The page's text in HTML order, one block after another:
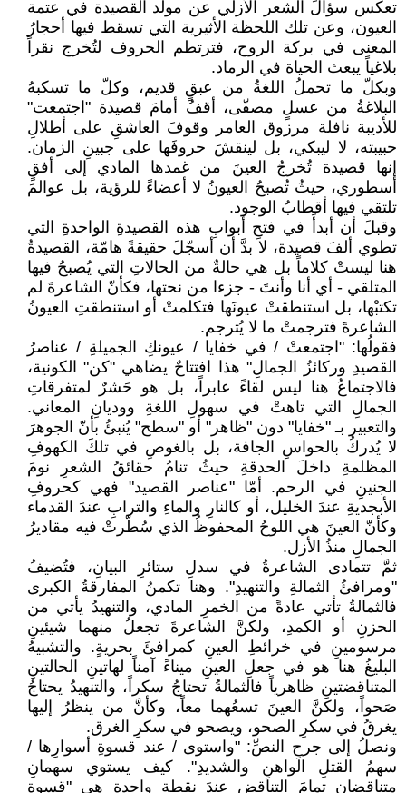
تعكس سؤالَ الشعر الأزلي عن مولد القصيدة في عتمة
العيون، وعن تلك اللحظة الأثيرية التي تسقط فيها أحجارُ
المعنى في بركة الروح، فترتطم الحروف لتُخرج نقراً
بلاغياً يبعث الحياة في الرماد.
وبكلّ ما تحملُ اللغةُ من عبقٍ قديم، وكلّ ما تسكبهُ
البلاغةُ من عسلٍ مصفّى، أقفُ أمامَ قصيدة "اجتمعت"
للأديبة نافلة مرزوق العامر وقوفَ العاشقِ على أطلالِ
حبيبته، لا ليبكي، بل لينقشَ حروفَها على جبينِ الزمان.
إنها قصيدة تُخرجُ العينَ من غمدها المادي إلى أفقٍ
أسطوري، حيثُ تُصبحُ العيونُ لا أعضاءً للرؤية، بل عوالمَ
تلتقي فيها أقطابُ الوجود.
وقبلَ أن أبدأَ في فتحِ أبوابِ هذه القصيدةِ الواحدةِ التي
تطوي ألفَ قصيدة، لا بدَّ أن أسجّلَ حقيقةً هامّة، القصيدةُ
هنا ليستْ كلاماً بل هي حالةٌ من الحالاتِ التي يُصبحُ فيها
المتلقي - أي أنا وأنتَ - جزءا من نحتها، فكأنّ الشاعرةَ لم
تكتبْها، بل استنطقتْ عيونَها فتكلمتْ أو استنطقتِ العيونُ
الشاعرةَ فترجمتْ ما لا يُترجم.
فقولُها: "اجتمعتْ / في خفايا / عيونكِ الجميلةِ / عناصرُ
القصيدِ وركائزُ الجمالِ" هذا افتتاحٌ يضاهي "كن" الكونية،
فالاجتماعُ هنا ليس لقاءً عابراً، بل هو حَشرٌ لمتفرقاتِ
الجمالِ التي تاهتْ في سهولِ اللغةِ ووديانِ المعاني.
والتعبير بـ "خفايا" دون "ظاهر" أو "سطح" يُنبئُ بأنّ الجوهرَ
لا يُدركُ بالحواسِ الجافة، بل بالغوصِ في تلكَ الكهوفِ
المظلمةِ داخلَ الحدقةِ حيثُ تنامُ حقائقُ الشعرِ نومَ
الجنينِ في الرحم. أمّا "عناصر القصيد" فهي كحروفِ
الأبجديةِ عندَ الخليل، أو كالنارِ والماءِ والترابِ عندَ القدماء
وكأنّ العينَ هي اللوحُ المحفوظُ الذي سُطّرتْ فيه مقاديرُ
الجمالِ منذُ الأزل.
ثمَّ تتمادى الشاعرةُ في سدلِ ستائرِ البيانِ، فتُضيفُ
"ومرافئُ الثمالةِ والتنهيدِ". وهنا تكمنُ المفارقةُ الكبرى
فالثمالةُ تأتي عادةً من الخمرِ المادي، والتنهيدُ يأتي من
الحزنِ أو الكمدِ، ولكنَّ الشاعرةَ تجعلُ منهما شيئينِ
مرسومينِ في خرائطِ العينِ كمرافئَ بحريةٍ. والتشبيهُ
البليغُ هنا هو في جعلِ العينِ ميناءً آمناً لهاتينِ الحالتينِ
المتناقضتينِ ظاهرياً فالثمالةُ تحتاجُ سكراً، والتنهيدُ يحتاجُ
صَحواً، ولكنَّ العينَ تسعُهما معاً، وكأنَّ من ينظرُ إليها
يغرقُ في سكرِ الصحو، ويصحو في سكرِ الغرق.
ونصلُ إلى جرحِ النصِّ: "واستوى / عند قسوةِ أسوارِها /
سهمُ القتلِ الواهنِ والشديدِ". كيف يستوي سهمانِ
متناقضانِ تمامَ التناقضِ عندَ نقطةٍ واحدةٍ هي "قسوة